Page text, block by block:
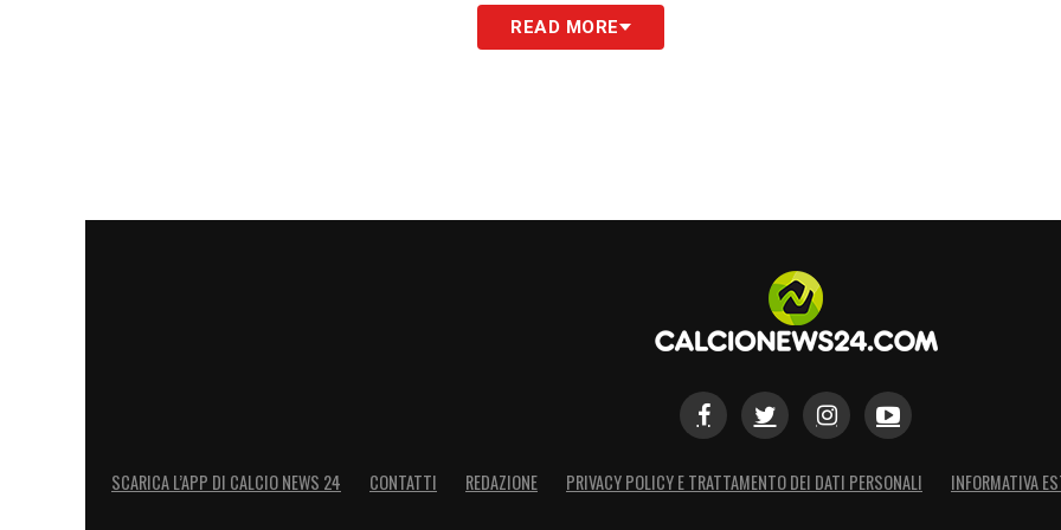
READ MORE
SCARICA L’APP DI CALCIO NEWS 24 CONTATTI REDAZIONE PRIVACY POLICY E TRATTAMENTO DEI DATI PERSONALI INFORMATIVA